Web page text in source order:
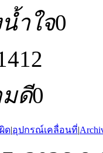
ำใจ0
ดี0
ด|อุปกรณ์เคลื่อนที่|